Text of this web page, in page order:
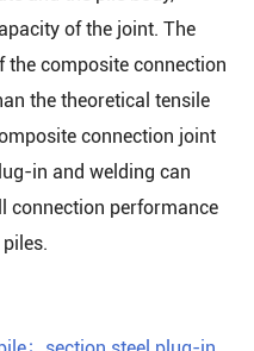
of the joint. The
the composite connection
the theoretical tensile
connection joint
in and welding can
connection performance